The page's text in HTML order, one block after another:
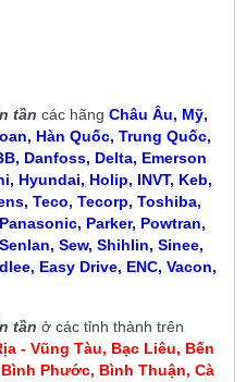
tần các hãng Châu Âu, Mỹ,
Hàn Quốc, Trung Quốc,
Danfoss, Delta, Emerson
Hyundai, Holip, INVT, Keb,
Teco, Tecorp, Toshiba,
Parker, Powtran,
Sew, Shihlin, Sinee,
Easy Drive, ENC, Vacon,
tần ở các tỉnh thành trên
- Vũng Tàu, Bạc Liêu, Bến
Phước, Bình Thuận, Cà